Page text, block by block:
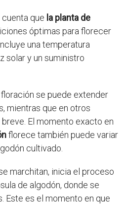
que la planta de
óptimas para florecer
una temperatura
solar y un suministro
floración se puede extender
mientras que en otros
El momento exacto en
florece también puede variar
cultivado.
marchitan, inicia el proceso
de algodón, donde se
Este es el momento en que